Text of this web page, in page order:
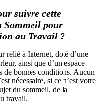
suivre cette
Sommeil pour
au Travail ?
relié à Internet, doté d’une
ainsi que d’un espace
de bonnes conditions. Aucun
nécessaire, si ce n’est votre
du sommeil, de la
travail.